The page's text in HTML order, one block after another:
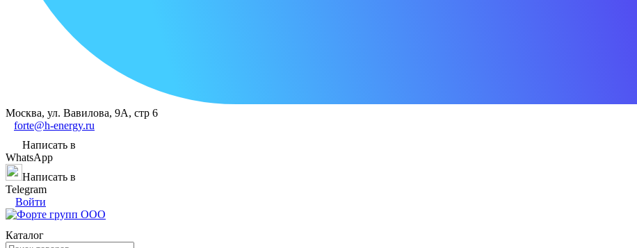
Москва, ул. Вавилова, 9А, стр 6
forte@h-energy.ru
Написать в
WhatsApp
Написать в
Telegram
Войти
Каталог